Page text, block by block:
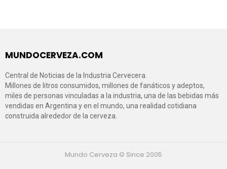
MUNDOCERVEZA.COM
Central de Noticias de la Industria Cervecera.
Millones de litros consumidos, millones de fanáticos y adeptos,
miles de personas vinculadas a la industria, una de las bebidas más
vendidas en Argentina y en el mundo, una realidad cotidiana
construida alrededor de la cerveza.
Mundo Cerveza © Since 2005